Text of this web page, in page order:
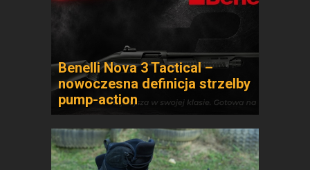
Benelli Nova 3 Tactical –
nowoczesna definicja strzelby
pump-action